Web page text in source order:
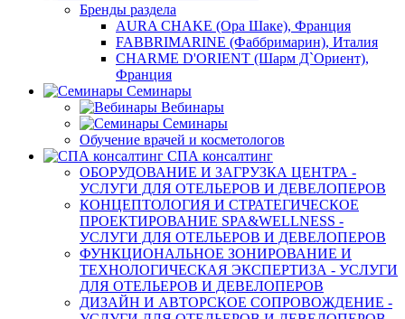
Бренды раздела
AURA CHAKE (Ора Шаке), Франция
FABBRIMARINE (Фаббримарин), Италия
CHARME D'ORIENT (Шарм Д`Ориент),
Франция
Семинары
Вебинары
Семинары
Обучение врачей и косметологов
СПА консалтинг
ОБОРУДОВАНИЕ И ЗАГРУЗКА ЦЕНТРА -
УСЛУГИ ДЛЯ ОТЕЛЬЕРОВ И ДЕВЕЛОПЕРОВ
КОНЦЕПТОЛОГИЯ И СТРАТЕГИЧЕСКОЕ
ПРОЕКТИРОВАНИЕ SPA&WELLNESS -
УСЛУГИ ДЛЯ ОТЕЛЬЕРОВ И ДЕВЕЛОПЕРОВ
ФУНКЦИОНАЛЬНОЕ ЗОНИРОВАНИЕ И
ТЕХНОЛОГИЧЕСКАЯ ЭКСПЕРТИЗА - УСЛУГИ
ДЛЯ ОТЕЛЬЕРОВ И ДЕВЕЛОПЕРОВ
ДИЗАЙН И АВТОРСКОЕ СОПРОВОЖДЕНИЕ -